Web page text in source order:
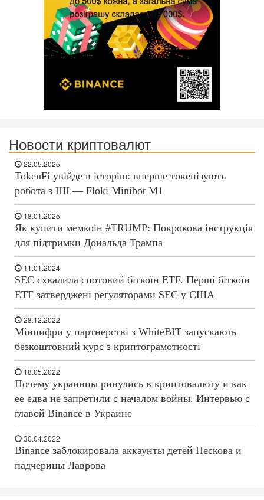
Новости криптовалют
22.05.2025
TokenFi увійде в історію: вперше токенізують
робота з ШІ — Floki Minibot M1
18.01.2025
Як купити мемкоін #TRUMP: Покрокова інструкція
для підтримки Дональда Трампа
11.01.2024
SEC схвалила спотовий біткоїн ETF. Перші біткоїн
ETF затверджені регуляторами SEC у США
28.12.2022
Мінцифри у партнерстві з WhiteBIT запускають
безкоштовний курс з криптограмотності
18.05.2022
Почему украинцы ринулись в криптовалюту и как
ее едва не запретили с началом войны. Интервью с
главой Binance в Украине
30.04.2022
Binance заблокировала аккаунты детей Пескова и
падчерицы Лаврова